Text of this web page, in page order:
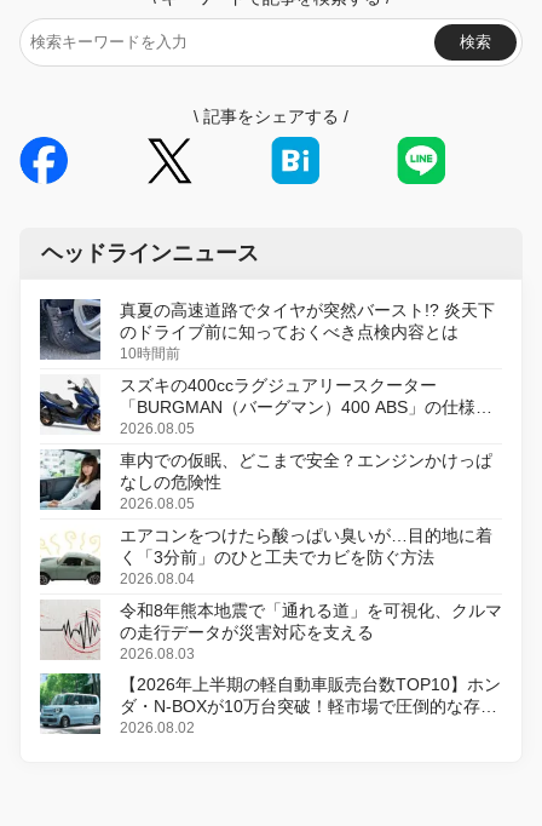
検索
\ 記事をシェアする /
ヘッドラインニュース
真夏の高速道路でタイヤが突然バースト!? 炎天下
のドライブ前に知っておくべき点検内容とは
10時間前
スズキの400ccラグジュアリースクーター
「BURGMAN（バーグマン）400 ABS」の仕様を
変更し、8月18日に発売
2026.08.05
車内での仮眠、どこまで安全？エンジンかけっぱ
なしの危険性
2026.08.05
エアコンをつけたら酸っぱい臭いが…目的地に着
く「3分前」のひと工夫でカビを防ぐ方法
2026.08.04
令和8年熊本地震で「通れる道」を可視化、クルマ
の走行データが災害対応を支える
2026.08.03
【2026年上半期の軽自動車販売台数TOP10】ホン
ダ・N-BOXが10万台突破！軽市場で圧倒的な存在
感
2026.08.02